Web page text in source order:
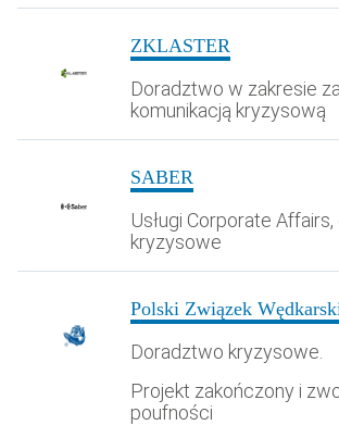
ZKLASTER
Doradztwo w zakresie
komunikacją kryzysową
SABER
Usługi Corporate
kryzysowe
Polski Związek
Doradztwo kryzysowe.
Projekt zakończony i
poufności